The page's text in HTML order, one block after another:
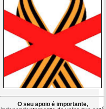
O seu apoio é importante,